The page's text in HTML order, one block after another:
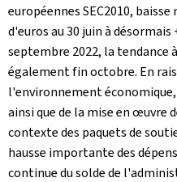
européennes SEC2010,
d'euros au 30 juin à
septembre 2022, la tendance
également fin octobre. En
l'environnement
ainsi que de la mise en œuvre
contexte des paquets de
hausse importante des
continue du solde de